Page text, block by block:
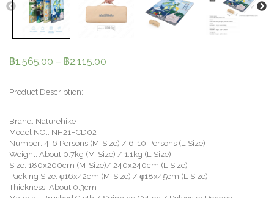
฿1,565.00 – ฿2,115.00
Product Description:
Brand: Naturehike
Model NO.: NH21FCD02
Number: 4-6 Persons (M-Size) / 6-10 Persons (L-Size)
Weight: About 0.7kg (M-Size) / 1.1kg (L-Size)
Size: 180x200cm (M-Size)/ 240x240cm (L-Size)
Packing Size: φ16x42cm (M-Size) / φ18x45cm (L-Size)
Thickness: About 0.3cm